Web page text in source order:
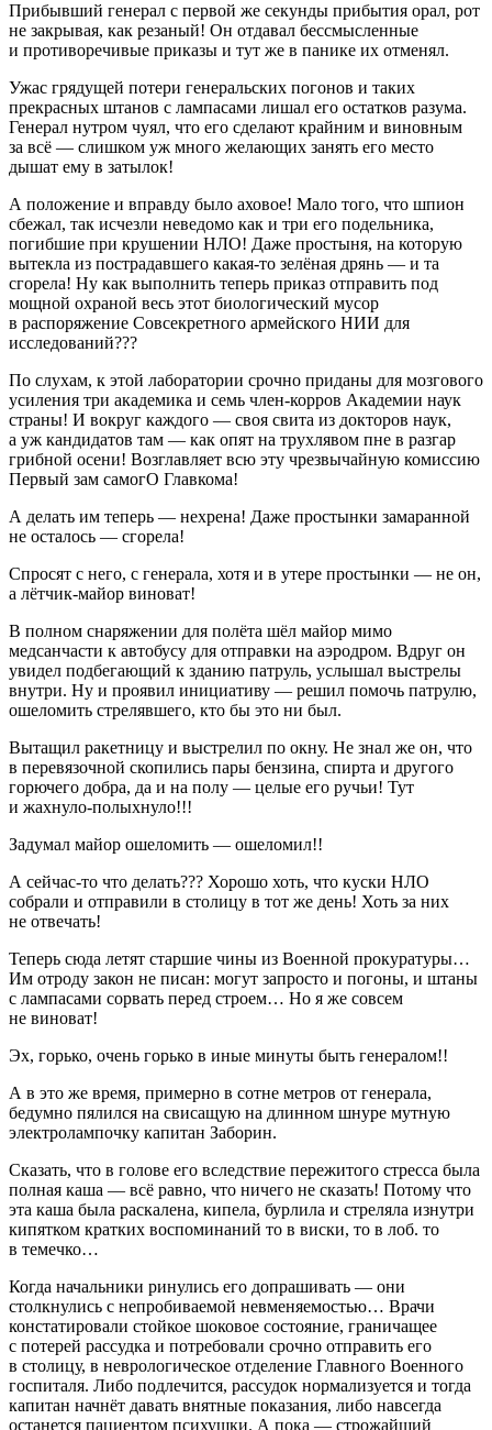
Прибывший генерал с первой же секунды прибытия орал, рот
не закрывая, как резаный! Он отдавал бессмысленные
и противоречивые приказы и тут же в панике их отменял.
Ужас грядущей потери генеральских погонов и таких
прекрасных штанов с лампасами лишал его остатков разума.
Генерал нутром чуял, что его сделают крайним и виновным
за всё — слишком уж много желающих занять его место
дышат ему в затылок!
А положение и вправду было аховое! Мало того, что шпион
сбежал, так исчезли неведомо как и три его подельника,
погибшие при крушении НЛО! Даже простыня, на которую
вытекла из пострадавшего какая-то зелёная дрянь — и та
сгорела! Ну как выполнить теперь приказ отправить под
мощной охраной весь этот биологический мусор
в распоряжение Совсекретного армейского НИИ для
исследований???
По слухам, к этой лаборатории срочно приданы для мозгового
усиления три академика и семь член-корров Академии наук
страны! И вокруг каждого — своя свита из докторов наук,
а уж кандидатов там — как опят на трухлявом пне в разгар
грибной осени! Возглавляет всю эту чрезвычайную комиссию
Первый зам самогО Главкома!
А делать им теперь — нехрена! Даже простынки замаранной
не осталось — сгорела!
Спросят с него, с генерала, хотя и в утере простынки — не он,
а лётчик-майор виноват!
В полном снаряжении для полёта шёл майор мимо
медсанчасти к автобусу для отправки на аэродром. Вдруг он
увидел подбегающий к зданию патруль, услышал выстрелы
внутри. Ну и проявил инициативу — решил помочь патрулю,
ошеломить стрелявшего, кто бы это ни был.
Вытащил ракетницу и выстрелил по окну. Не знал же он, что
в перевязочной скопились пары бензина, спирта и другого
горючего добра, да и на полу — целые его ручьи! Тут
и жахнуло-полыхнуло!!!
Задумал майор ошеломить — ошеломил!!
А сейчас-то что делать??? Хорошо хоть, что куски НЛО
собрали и отправили в столицу в тот же день! Хоть за них
не отвечать!
Теперь сюда летят старшие чины из Военной прокуратуры…
Им отроду закон не писан: могут запросто и погоны, и штаны
с лампасами сорвать перед строем… Но я же совсем
не виноват!
Эх, горько, очень горько в иные минуты быть генералом!!
А в это же время, примерно в сотне метров от генерала,
бедумно пялился на свисащую на длинном шнуре мутную
электролампочку капитан Заборин.
Сказать, что в голове его вследствие пережитого стресса была
полная каша — всё равно, что ничего не сказать! Потому что
эта каша была раскалена, кипела, бурлила и стреляла изнутри
кипятком кратких воспоминаний то в виски, то в лоб. то
в темечко…
Когда начальники ринулись его допрашивать — они
столкнулись с непробиваемой невменяемостью… Врачи
констатировали стойкое шоковое состояние, граничащее
с потерей рассудка и потребовали срочно отправить его
в столицу, в неврологическое отделение Главного Военного
госпиталя. Либо подлечится, рассудок нормализуется и тогда
капитан начнёт давать внятные показания, либо навсегда
останется пациентом психушки. А пока — строжайший